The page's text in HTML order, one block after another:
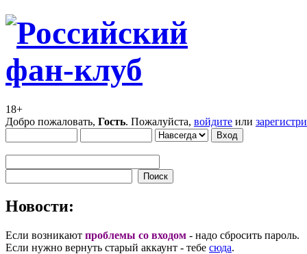
18+
Добро пожаловать, Гость. Пожалуйста, войдите или
Новости:
Если возникают проблемы со входом - надо сбросить пароль.
Если нужно вернуть старый аккаунт - тебе сюда.